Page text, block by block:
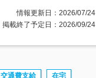
情報更新日：2026/07/24
掲載終了予定日：2026/09/24
交通費支給 在宅